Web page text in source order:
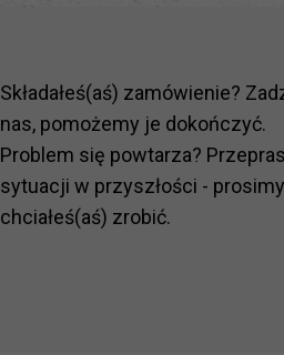
Składałeś(aś) zamówienie?
nas, pomożemy je dokończyć.
Problem się powtarza?
sytuacji w przyszłości -
chciałeś(aś) zrobić.